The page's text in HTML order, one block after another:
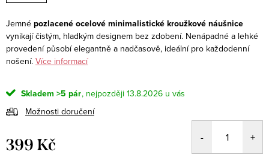
Jemné pozlacené ocelové minimalistické kroužkové náušnice
vynikají čistým, hladkým designem bez zdobení. Nenápadné a lehké
provedení působí elegantně a nadčasově, ideální pro každodenní
nošení. Více informací
Skladem >5 pár
13.8.2026
Možnosti doručení
399 Kč